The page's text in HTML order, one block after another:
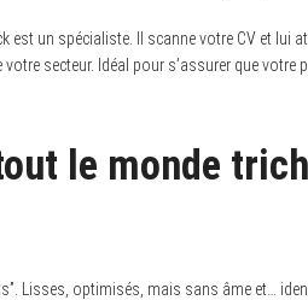
est un spécialiste. Il scanne votre CV et lui
secteur. Idéal pour s’assurer que votre
le monde
Lisses, optimisés, mais sans âme et…